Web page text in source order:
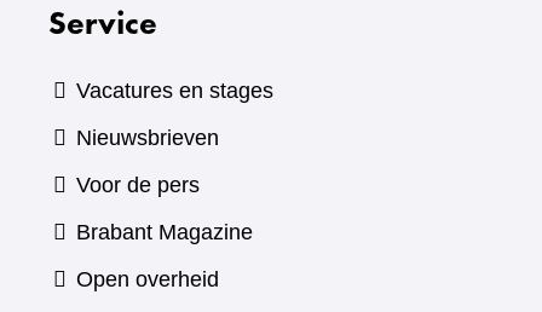
Service
Vacatures en stages
Nieuwsbrieven
Voor de pers
Brabant Magazine(verwijst
Open overheid